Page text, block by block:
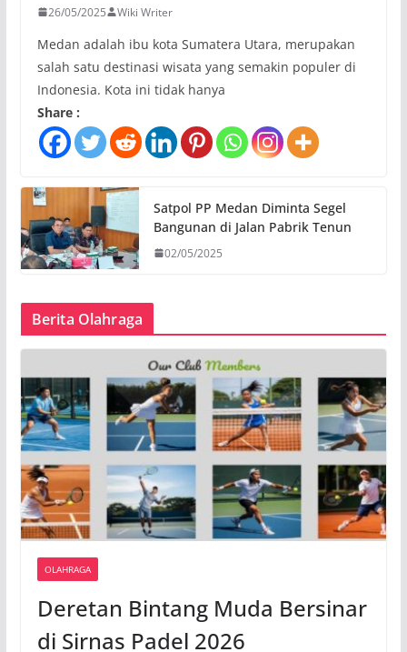
26/05/2025 Wiki Writer
Medan adalah ibu kota Sumatera Utara, merupakan
salah satu destinasi wisata yang semakin populer di
Indonesia. Kota ini tidak hanya
Share :
Satpol PP Medan Diminta Segel
Bangunan di Jalan Pabrik Tenun
02/05/2025
Berita Olahraga
OLAHRAGA
Deretan Bintang Muda Bersinar
di Sirnas Padel 2026